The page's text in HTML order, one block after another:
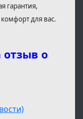
гарантия,
для вас.
отзыв о